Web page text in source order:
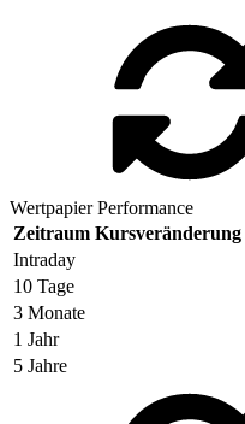
Wertpapier Performance
Zeitraum Kursveränderung
Intraday
10 Tage
3 Monate
1 Jahr
5 Jahre